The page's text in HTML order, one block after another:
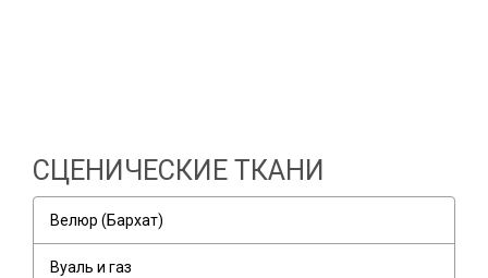
СЦЕНИЧЕСКИЕ ТКАНИ
Велюр (Бархат)
Вуаль и газ